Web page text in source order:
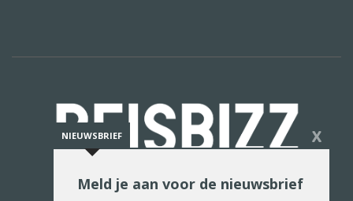
De reiswereld in woord en beeld
NIEUWSBRIEF X
Meld je aan voor de nieuwsbrief